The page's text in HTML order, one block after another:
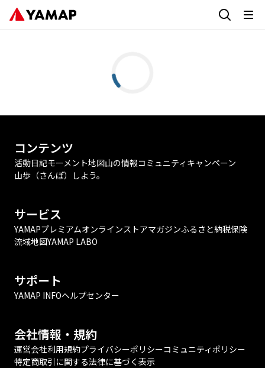
コンテンツ
活動日記モーメント地図山の情報コミュニティ キャンペーン
山歩（さんぽ）しよう。
サービス
YAMAPプレミアムオンラインストアマガジンふるさと納税保険
流域地図YAMAP LABO
サポート
YAMAP INFOヘルプセンター
会社情報・規約
運営会社利用規約プライバシーポリシーコミュニティポリシー
特定商取引に関する法律に基づく表示